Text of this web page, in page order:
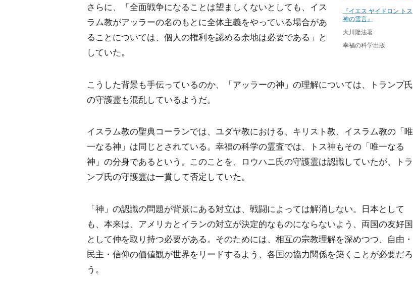
『イエス ヤイドロン トス
神の霊言』
大川隆法著
幸福の科学出版
さらに、「全面戦争になることは望ましくないとしても、イス
ラム教がアッラーの名のもとに全体主義をやっている場合があ
ることについては、個人の権利を認める余地は必要である」と
していた。
こうした背景も手伝っているのか、「アッラーの神」の理解については、トランプ氏
の守護霊も混乱しているようだ。
イスラム教の聖典コーランでは、ユダヤ教における、キリスト教、イスラム教の「唯
一なる神」は同じとされている。幸福の科学の霊査では、トス神もその「唯一なる
神」の分身であるという。このことを、ロウハニ氏の守護霊は認識していたが、トラ
ンプ氏の守護霊は一貫して否定していた。
「神」の認識の問題が背景にある対立は、戦闘によっては解消しない。日本として
も、本来は、アメリカとイランの対立が決定的なものにならないよう、両国の友好国
として仲を取り持つ必要がある。そのためには、相互の宗教理解を深めつつ、自由・
民主・信仰の価値観が世界をリードするよう、各国の協力関係を築くことが必要だろ
う。